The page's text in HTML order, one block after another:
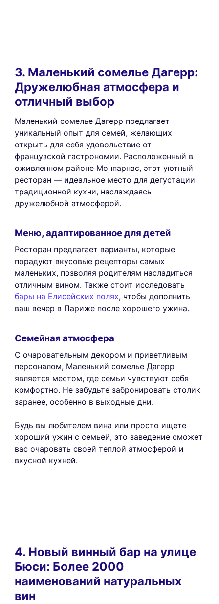
3. Маленький сомелье Дагерр:
Дружелюбная атмосфера и
отличный выбор
Маленький сомелье Дагерр предлагает
уникальный опыт для семей, желающих
открыть для себя удовольствие от
французской гастрономии. Расположенный в
оживленном районе Монпарнас, этот уютный
ресторан — идеальное место для дегустации
традиционной кухни, наслаждаясь
дружелюбной атмосферой.
Меню, адаптированное для детей
Ресторан предлагает варианты, которые
порадуют вкусовые рецепторы самых
маленьких, позволяя родителям насладиться
отличным вином. Также стоит исследовать
бары на Елисейских полях, чтобы дополнить
ваш вечер в Париже после хорошего ужина.
Семейная атмосфера
С очаровательным декором и приветливым
персоналом, Маленький сомелье Дагерр
является местом, где семьи чувствуют себя
комфортно. Не забудьте забронировать столик
заранее, особенно в выходные дни.
Будь вы любителем вина или просто ищете
хороший ужин с семьей, это заведение сможет
вас очаровать своей теплой атмосферой и
вкусной кухней.
4. Новый винный бар на улице
Бюси: Более 2000
наименований натуральных
вин